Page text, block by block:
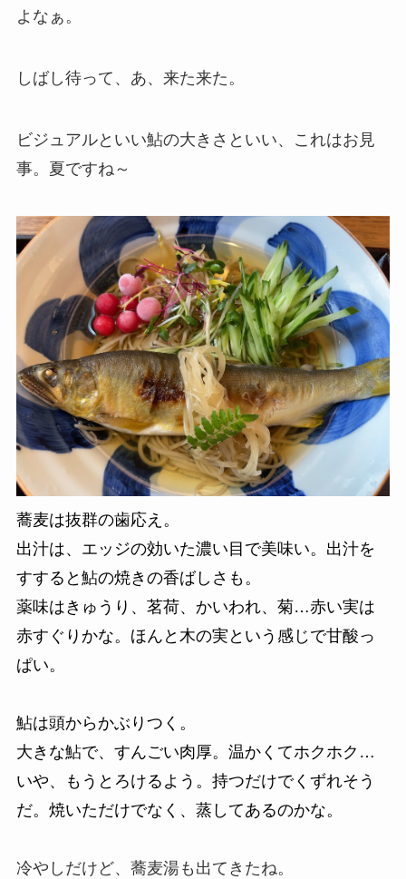
よなぁ。
しばし待って、あ、来た来た。
ビジュアルといい鮎の大きさといい、これはお見
事。夏ですね～
蕎麦は抜群の歯応え。
出汁は、エッジの効いた濃い目で美味い。 出汁を
すすると鮎の焼きの香ばしさも。
薬味はきゅうり、茗荷、かいわれ、菊…赤い実は
赤すぐりかな。ほんと木の実という感じで甘酸っ
ぱい。
鮎は頭からかぶりつく。
大きな鮎で、すんごい肉厚。温かくてホクホク…
いや、もう とろけるよう。持つだけでくずれそう
だ。焼いただけでなく、蒸してあるのかな。
冷やしだけど、蕎麦湯も出てきたね。